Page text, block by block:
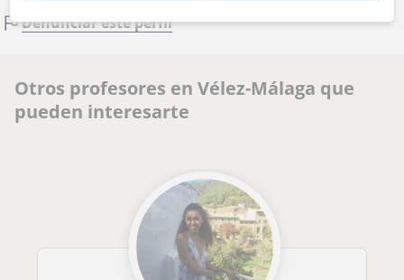
Denunciar este perfil
Otros profesores en Vélez-Málaga que
pueden interesarte